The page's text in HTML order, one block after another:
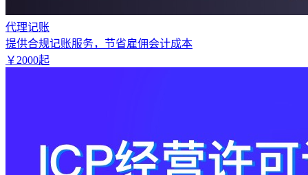
代理记账
提供合规记账服务，节省雇佣会计成本
￥ 2000起